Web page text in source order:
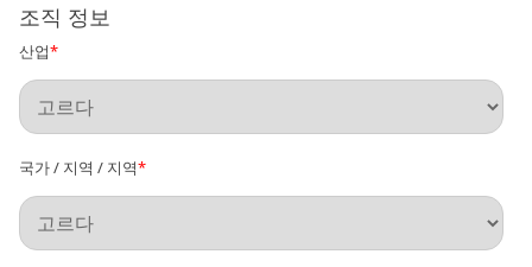
조직 정보
산업*
국가 / 지역 / 지역*